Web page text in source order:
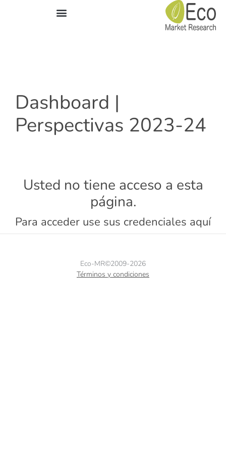
Dashboard |
Perspectivas 2023-24
Usted no tiene acceso a esta
página.
Para acceder use sus credenciales aquí
Eco-MR©2009-2026
Términos y condiciones